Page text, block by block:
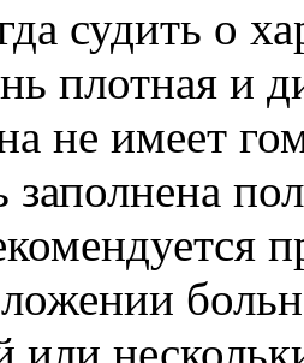
судить о
плотная и
не имеет
заполнена
или